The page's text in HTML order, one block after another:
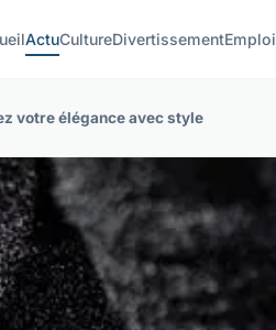
ActuCultureDivertissementEmploi
votre élégance avec style